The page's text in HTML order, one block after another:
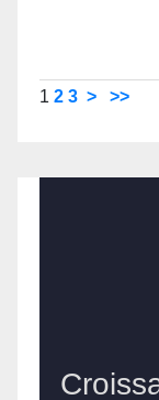
1 2 3 > >>